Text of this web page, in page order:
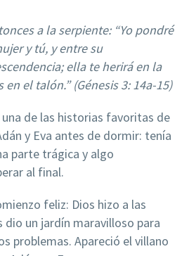
a la serpiente: “Yo pondré
y tú, y entre su
ella te herirá en la
el talón.” (Génesis 3: 14a-15)
de las historias favoritas de
y Eva antes de dormir: tenía
parte trágica y algo
al final.
feliz: Dios hizo a las
dio un jardín maravilloso para
problemas. Apareció el villano